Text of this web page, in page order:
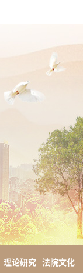
理论研究 法院文化